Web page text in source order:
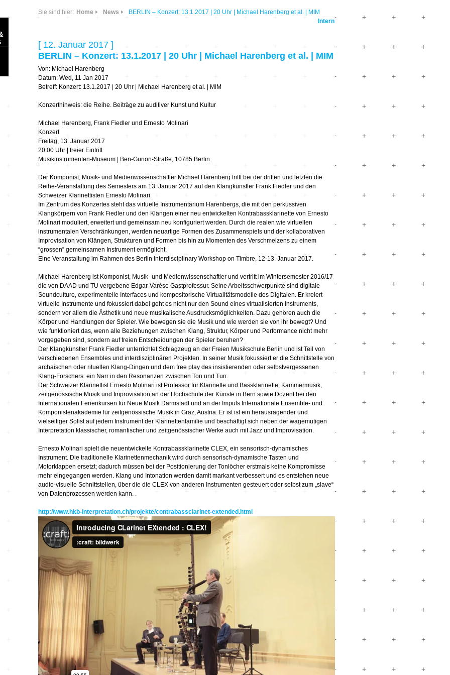
Sonic Planet
HÖREN – in dieser
Zeit
Listening Machines
– Ecological
Perspectives
Soundscape-
Kompositionen
Zukunftsmusik – im
hier und jetzt oder
nie – Wendepunkte
20_20
Transit
drop the beat
XV
Escape
Grenzen
wandlungen
unplump
Replace
Orpheus 400
50 Jahre Studio TU-
Berlin
90 Sekunden
Wirklichkeit
Netzmusik – Net
Music
Ausbildung &
Forschung
Hören im Netz
Institutionen und
Plattenläden
Radio & TV
Record Labels
Stipendien
Zeitschriften
Sie sind hier: Home News
BERLIN – Konzert: 13.1.2017 | 20 Uhr | Michael Harenberg et al. | MIM
Intern
[ 12. Januar 2017 ]
BERLIN – Konzert: 13.1.2017 | 20 Uhr | Michael Harenberg et al. | MIM
Von: Michael Harenberg
Datum: Wed, 11 Jan 2017
Betreff: Konzert: 13.1.2017 | 20 Uhr | Michael Harenberg et al. | MIM
Konzerthinweis: die Reihe. Beiträge zu auditiver Kunst und Kultur
Michael Harenberg, Frank Fiedler und Ernesto Molinari
Konzert
Freitag, 13. Januar 2017
20:00 Uhr | freier Eintritt
Musikinstrumenten-Museum | Ben-Gurion-Straße, 10785 Berlin
Der Komponist, Musik- und Medienwissenschaftler Michael Harenberg trifft bei der dritten und letzten die
Reihe-Veranstaltung des Semesters am 13. Januar 2017 auf den Klangkünstler Frank Fiedler und den
Schweizer Klarinettisten Ernesto Molinari.
Im Zentrum des Konzertes steht das virtuelle Instrumentarium Harenbergs, die mit den perkussiven
Klangkörpern von Frank Fiedler und den Klängen einer neu entwickelten Kontrabassklarinette von Ernesto
Molinari moduliert, erweitert und gemeinsam neu konfiguriert werden. Durch die realen wie virtuellen
instrumentalen Verschränkungen, werden neuartige Formen des Zusammenspiels und der kollaborativen
Improvisation von Klängen, Strukturen und Formen bis hin zu Momenten des Verschmelzens zu einem
“grossen” gemeinsamen Instrument ermöglicht.
Eine Veranstaltung im Rahmen des Berlin Interdisciplinary Workshop on Timbre, 12-13. Januar 2017.
Michael Harenberg ist Komponist, Musik- und Medienwissenschaftler und vertritt im Wintersemester 2016/17
die von DAAD und TU vergebene Edgar-Varèse Gastprofessur. Seine Arbeitsschwerpunkte sind digitale
Soundculture, experimentelle Interfaces und kompositorische Virtualitätsmodelle des Digitalen. Er kreiert
virtuelle Instrumente und fokussiert dabei geht es nicht nur den Sound eines virtualisierten Instruments,
sondern vor allem die Ästhetik und neue musikalische Ausdrucksmöglichkeiten. Dazu gehören auch die
Körper und Handlungen der Spieler. Wie bewegen sie die Musik und wie werden sie von ihr bewegt? Und
wie funktioniert das, wenn alle Beziehungen zwischen Klang, Struktur, Körper und Performance nicht mehr
vorgegeben sind, sondern auf freien Entscheidungen der Spieler beruhen?
Der Klangkünstler Frank Fiedler unterrichtet Schlagzeug an der Freien Musikschule Berlin und ist Teil von
verschiedenen Ensembles und interdisziplinären Projekten. In seiner Musik fokussiert er die Schnittstelle von
archaischen oder rituellen Klang-Dingen und dem free play des insistierenden oder selbstvergessenen
Klang-Forschers: ein Narr in den Resonanzen zwischen Ton und Tun.
Der Schweizer Klarinettist Ernesto Molinari ist Professor für Klarinette und Bassklarinette, Kammermusik,
zeitgenössische Musik und Improvisation an der Hochschule der Künste in Bern sowie Dozent bei den
Internationalen Ferienkursen für Neue Musik Darmstadt und an der Impuls Internationale Ensemble- und
Komponistenakademie für zeitgenössische Musik in Graz, Austria. Er ist ist ein herausragender und
vielseitiger Solist auf jedem Instrument der Klarinettenfamilie und beschäftigt sich neben der wagemutigen
Interpretation klassischer, romantischer und zeitgenössischer Werke auch mit Jazz und Improvisation.
Ernesto Molinari spielt die neuentwickelte Kontrabassklarinette CLEX, ein sensorisch-dynamisches
Instrument. Die traditionelle Klarinettenmechanik wird durch sensorisch-dynamische Tasten und
Motorklappen ersetzt; dadurch müssen bei der Positionierung der Tonlöcher erstmals keine Kompromisse
mehr eingegangen werden. Klang und Intonation werden damit markant verbessert und es entstehen neue
audio-visuelle Schnittstellen, über die die CLEX von anderen Instrumenten gesteuert oder selbst zum „slave“
von Datenprozessen werden kann. .
http://www.hkb-interpretation.ch/projekte/contrabassclarinet-extended.html